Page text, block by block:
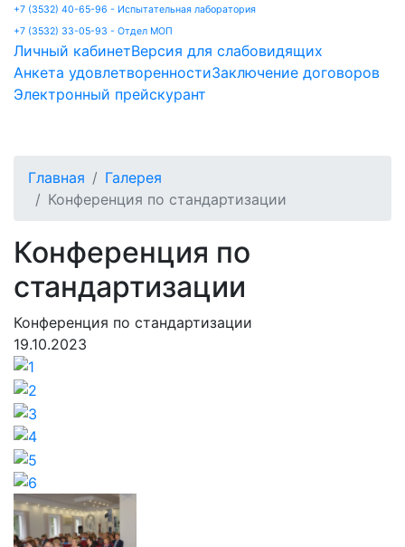
+7 (3532) 40-65-96 - Испытательная лаборатория
+7 (3532) 33-05-93 - Отдел МОП
Личный кабинетВерсия для слабовидящих
Анкета удовлетворенностиЗаключение договоров
Электронный прейскурант
Главная
Галерея
Конференция по стандартизации
Конференция по
стандартизации
Конференция по стандартизации
19.10.2023